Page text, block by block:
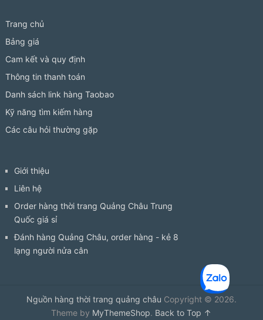
Trang chủ
Bảng giá
Cam kết và quy định
Thông tin thanh toán
Danh sách link hàng Taobao
Kỹ năng tìm kiếm hàng
Các câu hỏi thường gặp
Giới thiệu
Liên hệ
Order hàng thời trang Quảng Châu Trung
Quốc giá sỉ
Đánh hàng Quảng Châu, order hàng - kẻ 8
lạng người nửa cân
Nguồn hàng thời trang quảng châu Copyright © 2026.
Theme by MyThemeShop. Back to Top ↑